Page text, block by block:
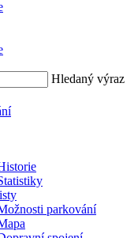
Hledaný výraz
parkování